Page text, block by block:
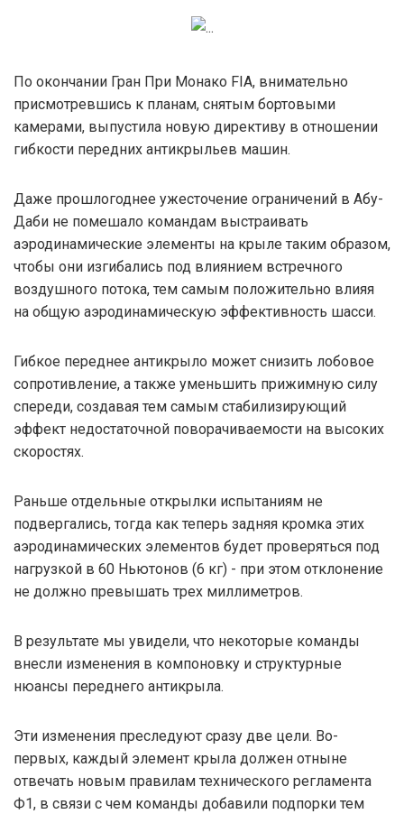
По окончании Гран При Монако FIA, внимательно
присмотревшись к планам, снятым бортовыми
камерами, выпустила новую директиву в отношении
гибкости передних антикрыльев машин.
Даже прошлогоднее ужесточение ограничений в Абу-
Даби не помешало командам выстраивать
аэродинамические элементы на крыле таким образом,
чтобы они изгибались под влиянием встречного
воздушного потока, тем самым положительно влияя
на общую аэродинамическую эффективность шасси.
Гибкое переднее антикрыло может снизить лобовое
сопротивление, а также уменьшить прижимную силу
спереди, создавая тем самым стабилизирующий
эффект недостаточной поворачиваемости на высоких
скоростях.
Раньше отдельные открылки испытаниям не
подвергались, тогда как теперь задняя кромка этих
аэродинамических элементов будет проверяться под
нагрузкой в 60 Ньютонов (6 кг) - при этом отклонение
не должно превышать трех миллиметров.
В результате мы увидели, что некоторые команды
внесли изменения в компоновку и структурные
нюансы переднего антикрыла.
Эти изменения преследуют сразу две цели. Во-
первых, каждый элемент крыла должен отныне
отвечать новым правилам технического регламента
Ф1, в связи с чем команды добавили подпорки тем